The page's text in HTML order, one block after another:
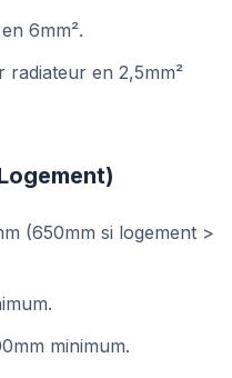
6mm².
radiateur en 2,5mm²
(650mm si logement >
minimum.